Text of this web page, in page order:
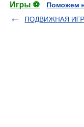
Игры ⚽
Поможем
ПОДВИЖНАЯ